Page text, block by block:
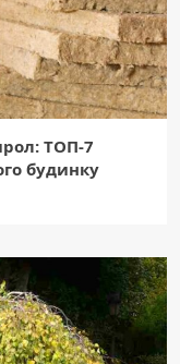
ТОП-7
будинку